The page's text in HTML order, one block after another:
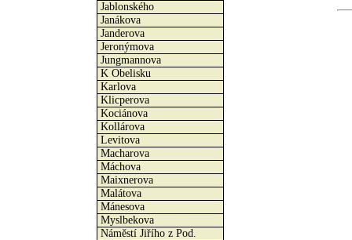
Jablonského
Janákova
Janderova
Jeronýmova
Jungmannova
K Obelisku
Karlova
Klicperova
Kociánova
Kollárova
Levitova
Macharova
Máchova
Maixnerova
Malátova
Mánesova
Myslbekova
Náměstí Jiřího z Pod.